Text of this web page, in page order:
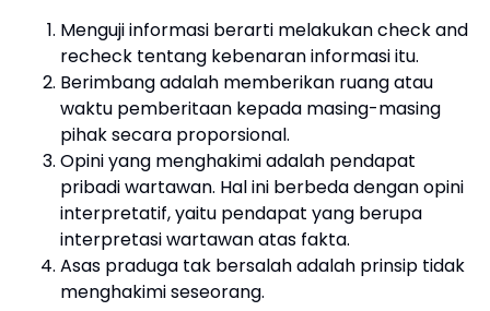
Menguji informasi berarti melakukan check and
recheck tentang kebenaran informasi itu.
Berimbang adalah memberikan ruang atau
waktu pemberitaan kepada masing-masing
pihak secara proporsional.
Opini yang menghakimi adalah pendapat
pribadi wartawan. Hal ini berbeda dengan opini
interpretatif, yaitu pendapat yang berupa
interpretasi wartawan atas fakta.
Asas praduga tak bersalah adalah prinsip tidak
menghakimi seseorang.